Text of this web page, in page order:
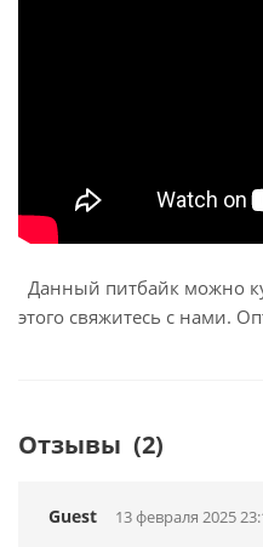
Данный питбайк можно
этого свяжитесь с нами.
Отзывы (2)
Guest 13 февраля 2025